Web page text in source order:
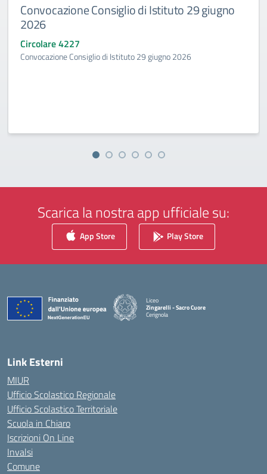
Convocazione Consiglio di Istituto 29 giugno
2026
Circolare 4227
Convocazione Consiglio di Istituto 29 giugno 2026
Scarica la nostra app ufficiale su:
App Store Play Store
Liceo
Zingarelli - Sacro Cuore
Cerignola
— Visita la pagina iniziale della scuola
Link Esterni
MIUR
Ufficio Scolastico Regionale
Ufficio Scolastico Territoriale
Scuola in Chiaro
Iscrizioni On Line
Invalsi
Comune